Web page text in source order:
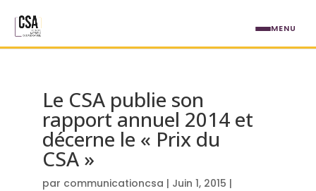
Le CSA publie son
rapport annuel 2014 et
décerne le « Prix du
CSA »
par communicationcsa | Juin 1, 2015 |
MENU